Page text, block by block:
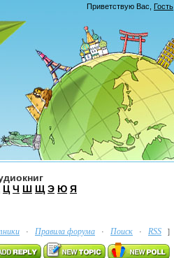
Приветствую Вас Гость
Ц Ч Ш Щ Э Ю Я
· Правила форума · Поиск · RSS ]